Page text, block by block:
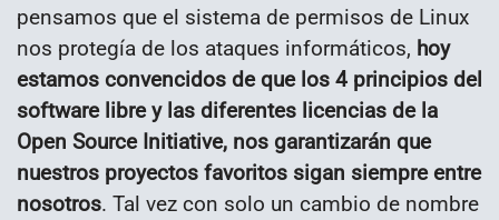
pensamos que el sistema de permisos de Linux
nos protegía de los ataques informáticos, hoy
estamos convencidos de que los 4 principios del
software libre y las diferentes licencias de la
Open Source Initiative, nos garantizarán que
nuestros proyectos favoritos sigan siempre entre
nosotros. Tal vez con solo un cambio de nombre